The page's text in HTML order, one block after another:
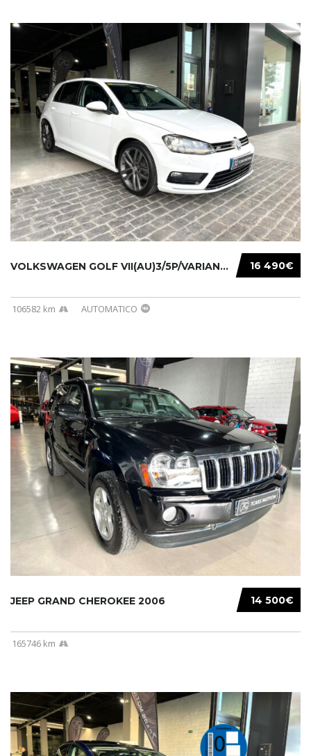
16 490€
VOLKSWAGEN GOLF VII(AU)3/5P/VARIANT(12-16 20...
106582 km AUTOMATICO
14 500€
JEEP GRAND CHEROKEE 2006
165746 km